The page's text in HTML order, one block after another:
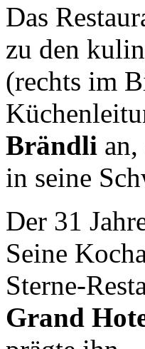
Das
zu den
(rechts im
Brändli
in seine
Der 31
Seine
Sterne-
Grand